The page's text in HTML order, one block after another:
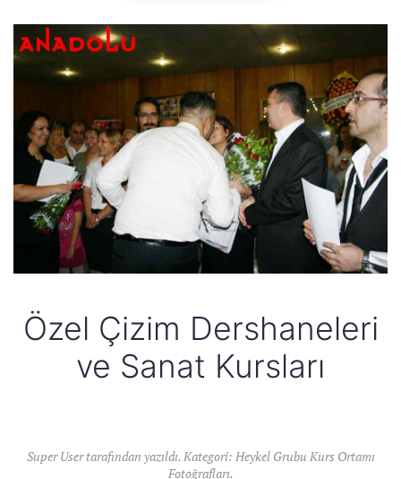
Özel Çizim Dershaneleri
ve Sanat Kursları
Super User tarafından yazıldı. Kategori: Heykel Grubu Kurs Ortamı
Fotoğrafları.